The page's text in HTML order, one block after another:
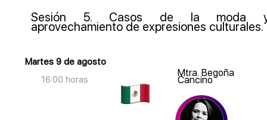
Sesión 5. Casos de la moda
aprovechamiento de expresiones culturales.
Martes 9 de agosto
16:00 horas
Mtra. Begoña
Cancino